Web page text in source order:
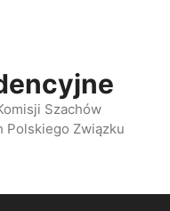
Szachów
Polskiego Związku